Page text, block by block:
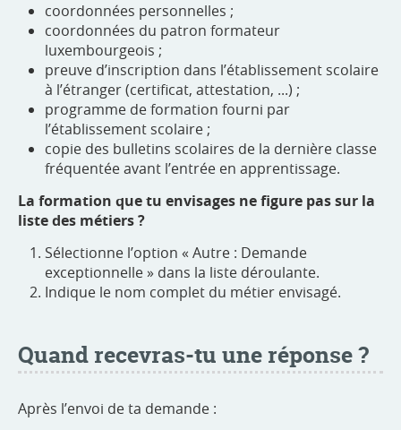
coordonnées personnelles ;
coordonnées du patron formateur
luxembourgeois ;
preuve d’inscription dans l’établissement scolaire
à l’étranger (certificat, attestation, ...) ;
programme de formation fourni par
l’établissement scolaire ;
copie des bulletins scolaires de la dernière classe
fréquentée avant l’entrée en apprentissage.
La formation que tu envisages ne figure pas sur la
liste des métiers ?
Sélectionne l’option « Autre : Demande
exceptionnelle » dans la liste déroulante.
Indique le nom complet du métier envisagé.
Quand recevras-tu une réponse ?
Après l’envoi de ta demande :